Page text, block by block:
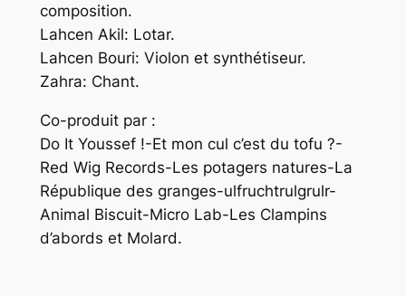
composition.
Lahcen Akil: Lotar.
Lahcen Bouri: Violon et synthétiseur.
Zahra: Chant.
Co-produit par :
Do It Youssef !-Et mon cul c’est du tofu ?-
Red Wig Records-Les potagers natures-La
République des granges-ulfruchtrulgrulr-
Animal Biscuit-Micro Lab-Les Clampins
d’abords et Molard.